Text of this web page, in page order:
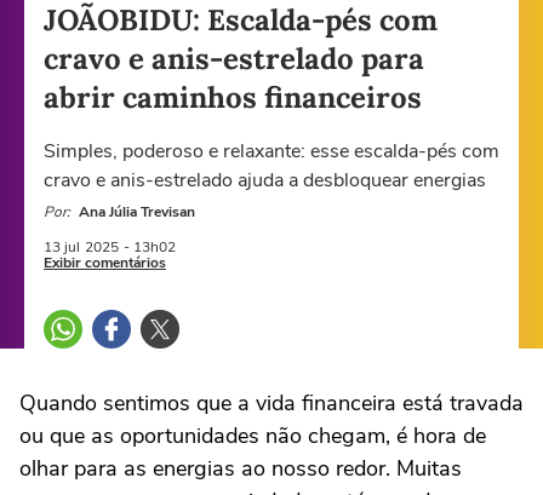
JOÃOBIDU: Escalda-pés com
cravo e anis-estrelado para
abrir caminhos financeiros
Simples, poderoso e relaxante: esse escalda-pés com
cravo e anis-estrelado ajuda a desbloquear energias
Por: Ana Júlia Trevisan
13 jul 2025 - 13h02
Exibir comentários
Quando sentimos que a vida financeira está travada
ou que as oportunidades não chegam, é hora de
olhar para as energias ao nosso redor. Muitas